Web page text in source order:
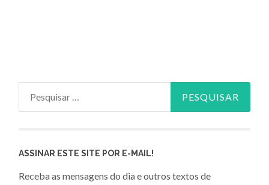
ASSINAR ESTE SITE POR E-MAIL!
Receba as mensagens do dia e outros textos de